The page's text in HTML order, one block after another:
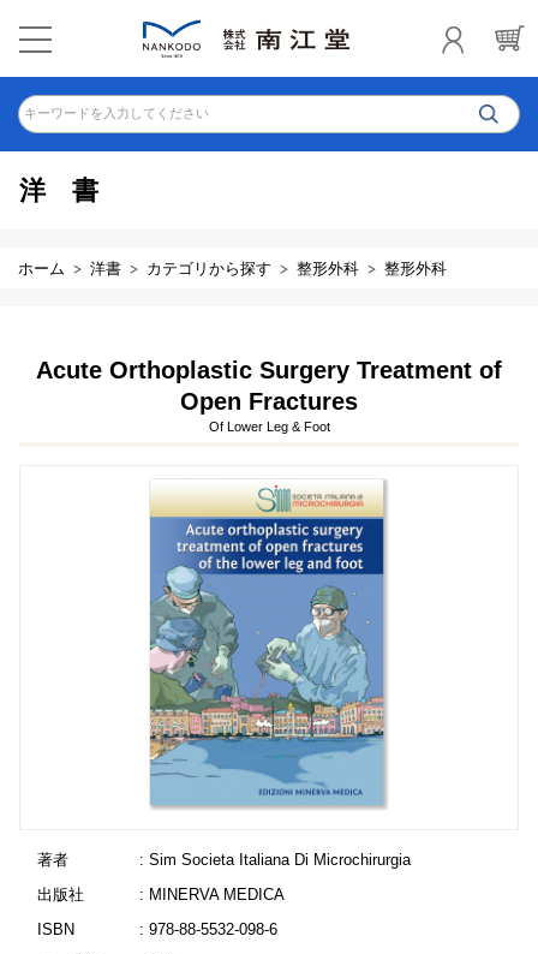
キーワードを入力してください
洋書
ホーム 洋書 カテゴリから探す 整形外科 整形外科
Acute Orthoplastic Surgery Treatment of
Open Fractures
Of Lower Leg & Foot
著者
: Sim Societa Italiana Di Microchirurgia
出版社
: MINERVA MEDICA
ISBN
: 978-88-5532-098-6